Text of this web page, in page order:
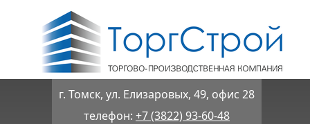
г. Томск, ул. Елизаровых, 49, офис 28
телефон: +7 (3822) 93-60-48